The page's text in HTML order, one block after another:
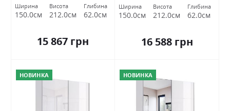
Ширина
150.0см
Висота
212.0см
Глибина
62.0см
15 867 грн
Ширина
150.0см
Висота
212.0см
Глибина
62.0см
16 588 грн
НОВИНКА НОВИНКА